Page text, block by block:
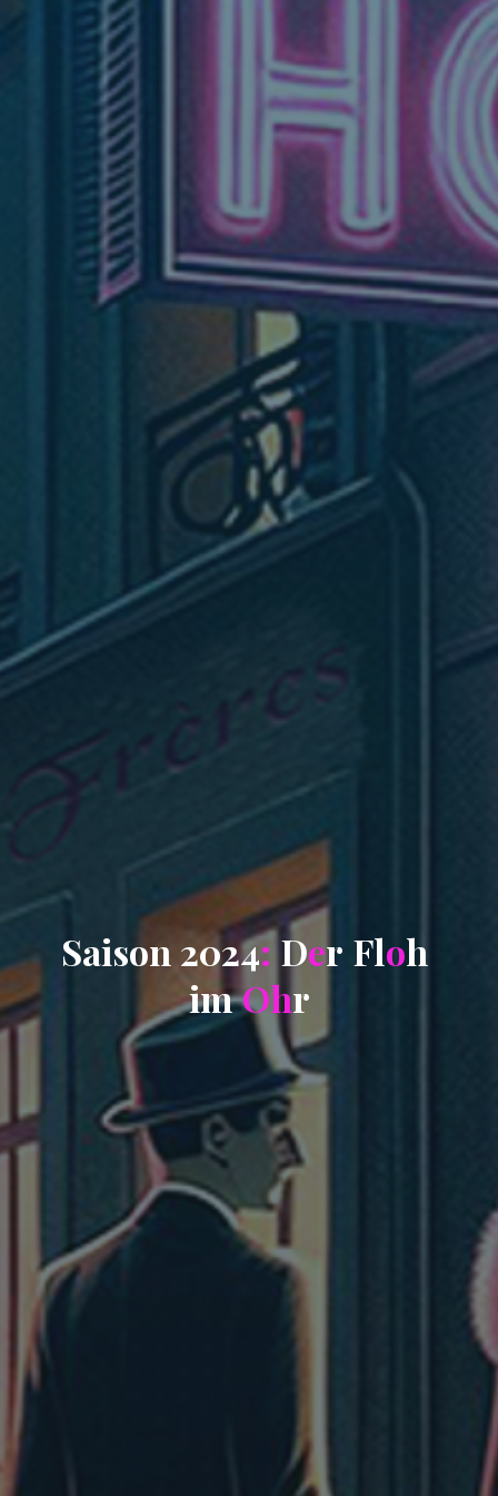
Saison 2024: Der Floh
imOhr